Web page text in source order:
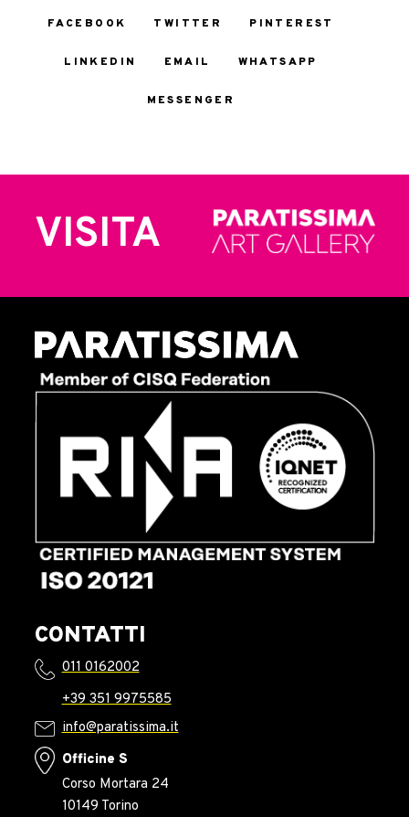
FACEBOOK
TWITTER PINTEREST
LINKEDIN EMAIL WHATSAPP
MESSENGER
VISITA
CONTATTI
011 0162002
+39 351 9975585
info@paratissima.it
Officine S
Corso Mortara 24
10149 Torino